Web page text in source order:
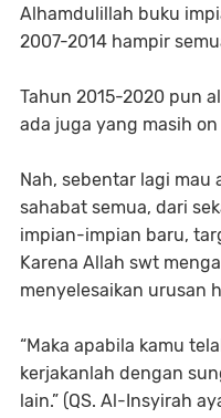
Alhamdulillah buku
2007-2014 hampir
Tahun 2015-2020 pun
ada juga yang masih on
Nah, sebentar lagi mau
sahabat semua, dari
impian-impian baru,
Karena Allah swt
menyelesaikan urusan
“Maka apabila kamu
kerjakanlah dengan
lain.” (QS. Al-Insyirah